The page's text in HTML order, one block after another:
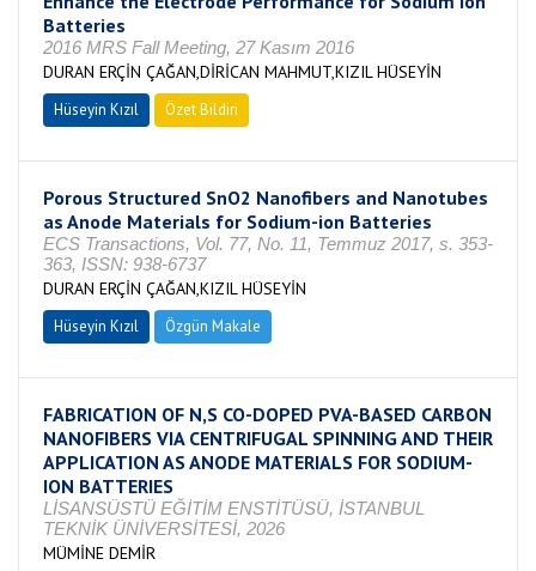
Batteries
2016 MRS Fall Meeting, 27 Kasım 2016
DURAN ERÇİN ÇAĞAN,DİRİCAN MAHMUT,KIZIL HÜSEYİN
Hüseyin Kızıl Özet Bildiri
Porous Structured SnO2 Nanofibers and Nanotubes
as Anode Materials for Sodium-ion Batteries
ECS Transactions, Vol. 77, No. 11, Temmuz 2017, s. 353-
363, ISSN: 938-6737
DURAN ERÇİN ÇAĞAN,KIZIL HÜSEYİN
Hüseyin Kızıl Özgün Makale
FABRICATION OF N,S CO-DOPED PVA-BASED CARBON
NANOFIBERS VIA CENTRIFUGAL SPINNING AND THEIR
APPLICATION AS ANODE MATERIALS FOR SODIUM-
ION BATTERIES
LİSANSÜSTÜ EĞİTİM ENSTİTÜSÜ, İSTANBUL
TEKNİK ÜNİVERSİTESİ, 2026
MÜMİNE DEMİR